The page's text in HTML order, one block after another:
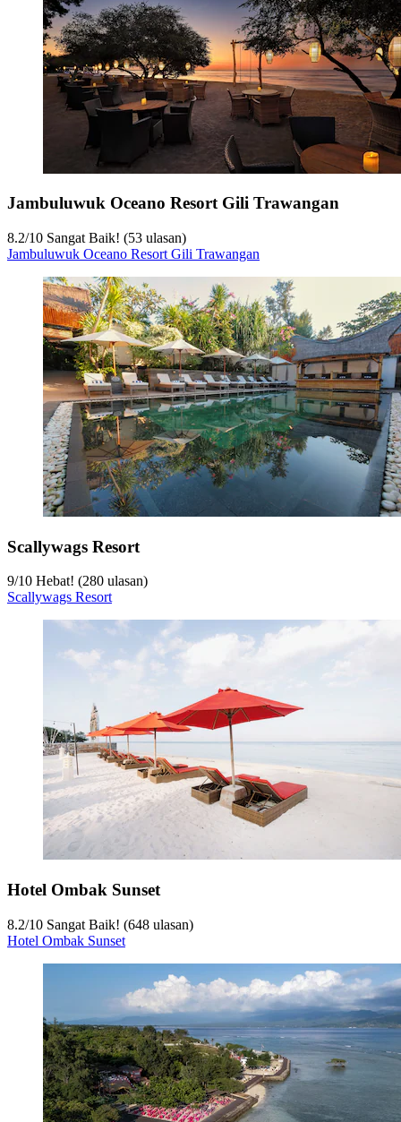
Jambuluwuk Oceano Resort Gili Trawangan
8.2/10 Sangat Baik! (53 ulasan)
Jambuluwuk Oceano Resort Gili Trawangan
Scallywags Resort
9/10 Hebat! (280 ulasan)
Scallywags Resort
Hotel Ombak Sunset
8.2/10 Sangat Baik! (648 ulasan)
Hotel Ombak Sunset